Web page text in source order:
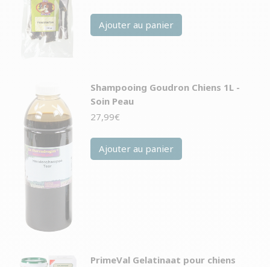
Ajouter au panier
Shampooing Goudron Chiens 1L -
Soin Peau
27,99€
Ajouter au panier
PrimeVal Gelatinaat pour chiens